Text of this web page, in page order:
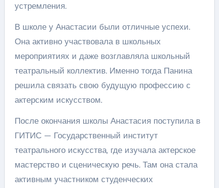
устремления.
В школе у Анастасии были отличные успехи.
Она активно участвовала в школьных
мероприятиях и даже возглавляла школьный
театральный коллектив. Именно тогда Панина
решила связать свою будущую профессию с
актерским искусством.
После окончания школы Анастасия поступила в
ГИТИС — Государственный институт
театрального искусства, где изучала актерское
мастерство и сценическую речь. Там она стала
активным участником студенческих